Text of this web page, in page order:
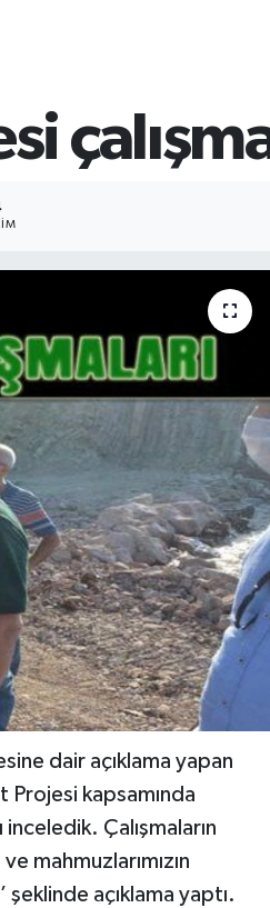
dair açıklama yapan
Projesi kapsamında
inceledik. Çalışmaların
mahmuzlarımızın
açıklama yaptı.